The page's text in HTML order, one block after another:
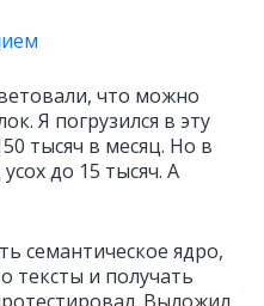
что можно
Я погрузился в эту
тысяч в месяц. Но в
до 15 тысяч. А
семантическое ядро,
тексты и получать